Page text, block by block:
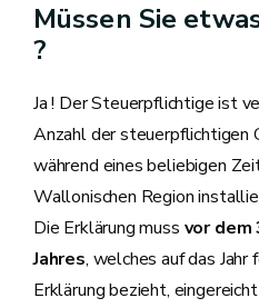
Müssen Sie
?
Ja ! Der Steuerpflichtige ist
Anzahl der steuerpflichtigen
während eines beliebigen
Wallonischen Region
Die Erklärung muss vor dem
Jahres, welches auf das Jahr
Erklärung bezieht,